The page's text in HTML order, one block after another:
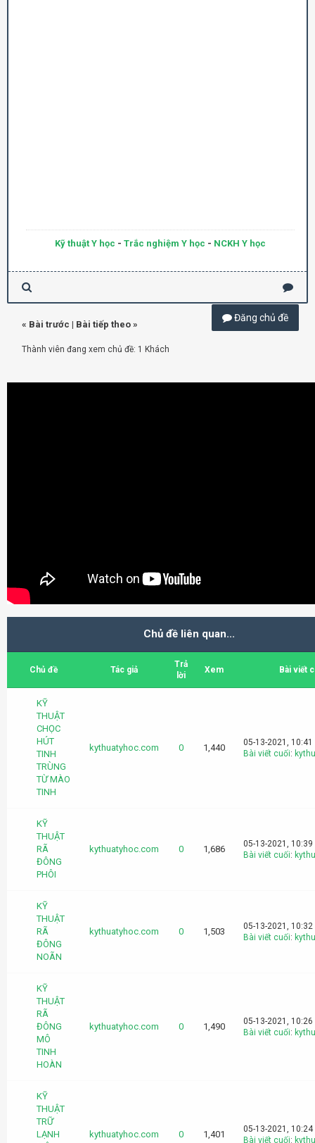
Kỹ thuật Y học - Trắc nghiệm Y học - NCKH Y học
Đăng chủ đề
« Bài trước | Bài tiếp theo »
Thành viên đang xem chủ đề: 1 Khách
Chủ đề liên quan...
Chủ đề Tác giả
Trả
lời
Xem Bài viết
KỸ
THUẬT
CHỌC
HÚT
TINH
TRÙNG
TỪ MÀO
TINH
kythuatyhoc.com 0 1,440
05-13-2021, 10:41
Bài viết cuối:
KỸ
THUẬT
RÃ
ĐÔNG
PHÔI
kythuatyhoc.com 0 1,686
05-13-2021, 10:39
Bài viết cuối:
KỸ
THUẬT
RÃ
ĐÔNG
NOÃN
kythuatyhoc.com 0 1,503
05-13-2021, 10:32
Bài viết cuối:
KỸ
THUẬT
RÃ
ĐÔNG
MÔ
TINH
HOÀN
kythuatyhoc.com 0 1,490
05-13-2021, 10:26
Bài viết cuối:
KỸ
THUẬT
TRỮ
LẠNH
kythuatyhoc.com 0 1,401
05-13-2021, 10:24
Bài viết cuối: